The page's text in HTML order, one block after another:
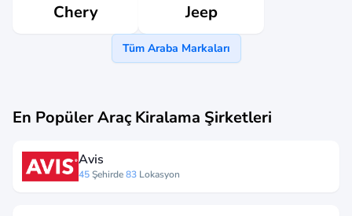
Chery Jeep
Tüm Araba Markaları
En Popüler Araç Kiralama Şirketleri
Avis
45Şehirde83 Lokasyon